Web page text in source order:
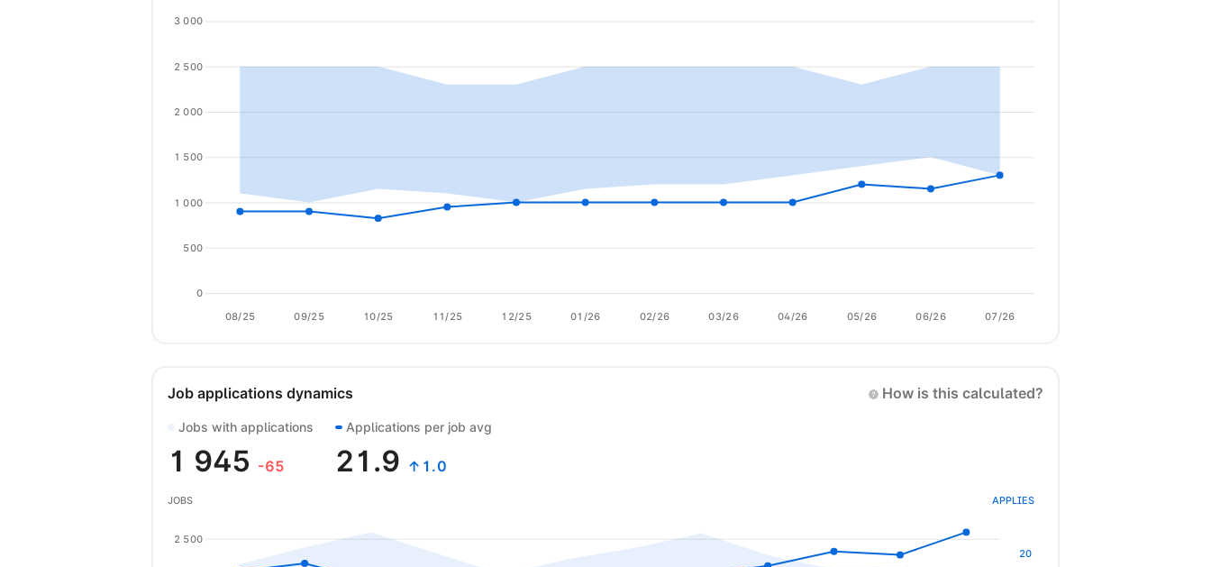
08/25 09/25 10/25 11/25 12/25 01/26 02/26 03/26 04/26 05/26 06/26 07/26
0
500
1 000
1 500
2 000
2 500
3 000
Job applications dynamics How is this calculated?
Jobs with applications
1 945 -65
Applications per job avg
21.9 ↑1.0
2 500
20
JOBS APPLIES